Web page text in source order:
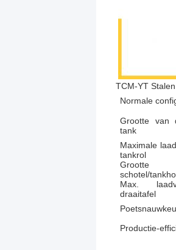
TCM-YT
Normale
Grootte van
tank
Maximale
tankrol
schotel/
Max.
draaitafel
Productie-